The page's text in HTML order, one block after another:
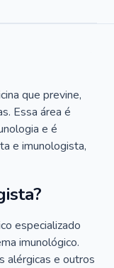
que previne,
Essa área é
e é
e imunologista,
especializado
imunológico.
alérgicas e outros